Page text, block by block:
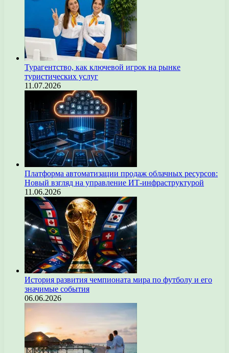
Турагентство, как ключевой игрок на рынке
туристических услуг
11.07.2026
Платформа автоматизации продаж облачных ресурсов:
Новый взгляд на управление ИТ-инфраструктурой
11.06.2026
История развития чемпионата мира по футболу и его
значимые события
06.06.2026